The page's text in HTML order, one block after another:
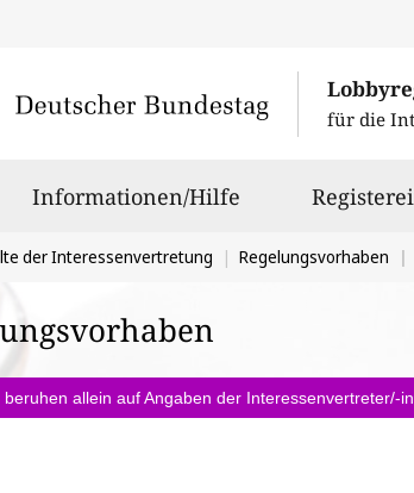
für die
Informationen/Hilfe
der Interessenvertretung Regelungsvorhaben
beruhen allein auf Angaben der Interessenvertreter/-